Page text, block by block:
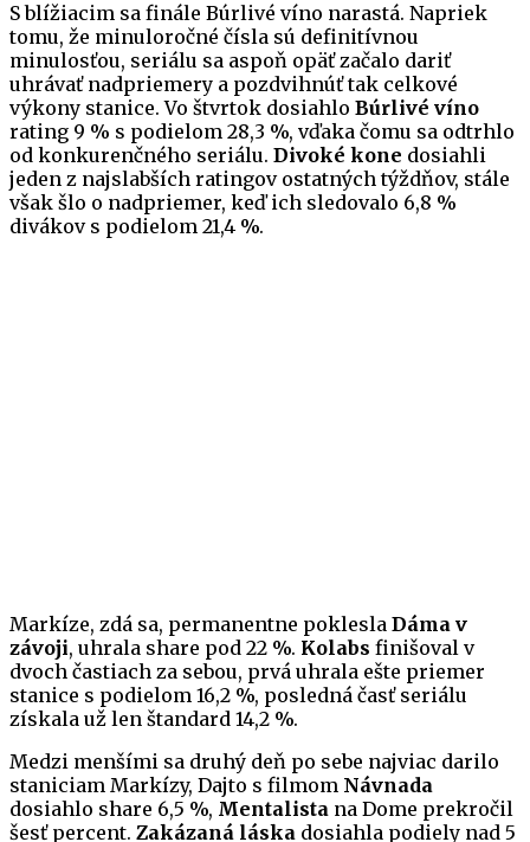
S blížiacim sa finále Búrlivé víno narastá. Napriek
tomu, že minuloročné čísla sú definitívnou
minulosťou, seriálu sa aspoň opäť začalo dariť
uhrávať nadpriemery a pozdvihnúť tak celkové
výkony stanice. Vo štvrtok dosiahlo Búrlivé víno
rating 9 % s podielom 28,3 %, vďaka čomu sa odtrhlo
od konkurenčného seriálu. Divoké kone dosiahli
jeden z najslabších ratingov ostatných týždňov, stále
však šlo o nadpriemer, keď ich sledovalo 6,8 %
divákov s podielom 21,4 %.
Markíze, zdá sa, permanentne poklesla Dáma v
závoji, uhrala share pod 22 %. Kolabs finišoval v
dvoch častiach za sebou, prvá uhrala ešte priemer
stanice s podielom 16,2 %, posledná časť seriálu
získala už len štandard 14,2 %.
Medzi menšími sa druhý deň po sebe najviac darilo
staniciam Markízy, Dajto s filmom Návnada
dosiahlo share 6,5 %, Mentalista na Dome prekročil
šesť percent. Zakázaná láska dosiahla podiely nad 5